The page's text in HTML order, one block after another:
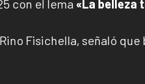
con el lema «La belleza
Fisichella, señaló